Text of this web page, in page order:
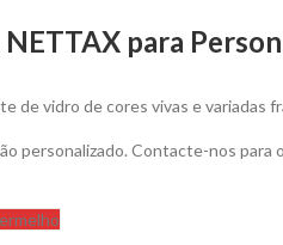
para
de vidro de cores vivas e variadas
personalizado. Contacte-nos